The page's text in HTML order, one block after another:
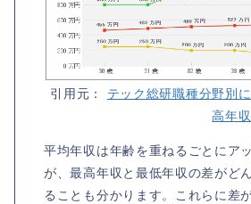
引用元： テック総研職種分野別
高年
平均年収は年齢を重ねるごとにア
が、最高年収と最低年収の差がど
ることも分かります。これらに差